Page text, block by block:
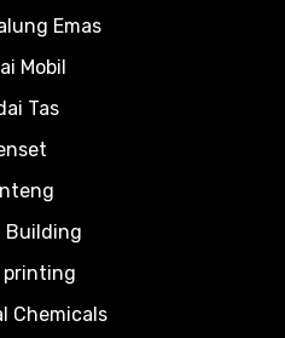
Emas
Mobil
Tas
Building
printing
Chemicals